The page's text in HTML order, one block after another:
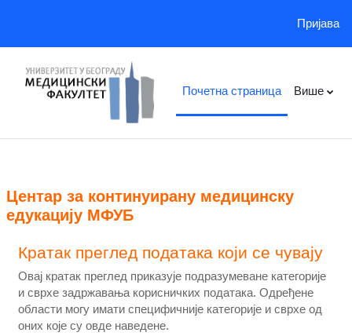
Пријава
Почетна страница Више
Центар за континуирану медицинску
едукацију МФУБ
Кратак преглед података који се чувају
Овај кратак преглед приказује подразумеване категорије
и сврхе задржавања корисничких података. Одређене
области могу имати специфичније категорије и сврхе од
оних које су овде наведене.